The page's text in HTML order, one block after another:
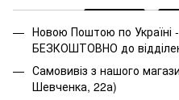
Новою Поштою по Україні
БЕЗКОШТОВНО до
Самовивіз з нашого
Шевченка, 22а)